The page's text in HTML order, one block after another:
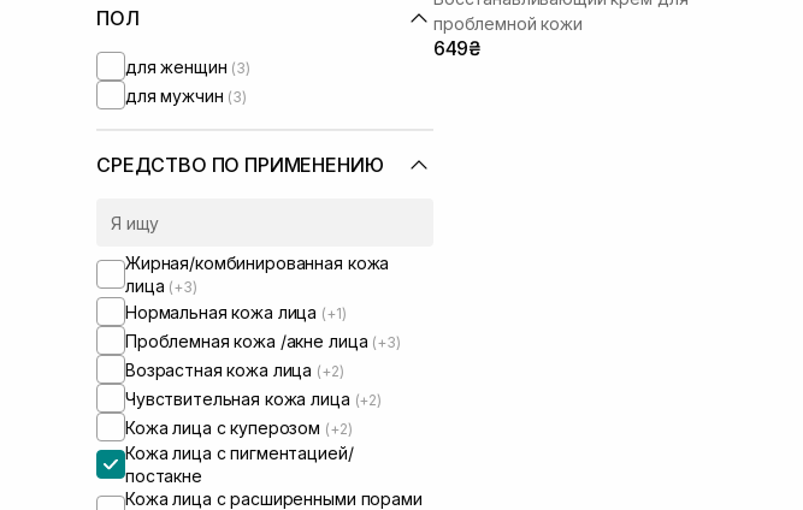
ПОЛ
для женщин (3)
для мужчин (3)
СРЕДСТВО ПО ПРИМЕНЕНИЮ
Жирная/комбинированная кожа
лица (+3)
Нормальная кожа лица (+1)
Проблемная кожа /акне лица (+3)
Возрастная кожа лица (+2)
Чувствительная кожа лица (+2)
Кожа лица с куперозом (+2)
Кожа лица с пигментацией/
постакне
Кожа лица с расширенными порами
проблемной кожи
649₴